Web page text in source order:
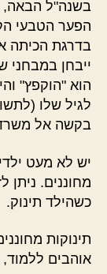
בשנה"ל הבאה,
הפער הטבעי
בדרגת הכיתה
ייבחן
הוא "הוקפץ"
לגיל שלו
בקשה אל משרד
יש לא מעט
מחוננים. ניתן
כשהילד תינוק.
תינוקות
אוהבים